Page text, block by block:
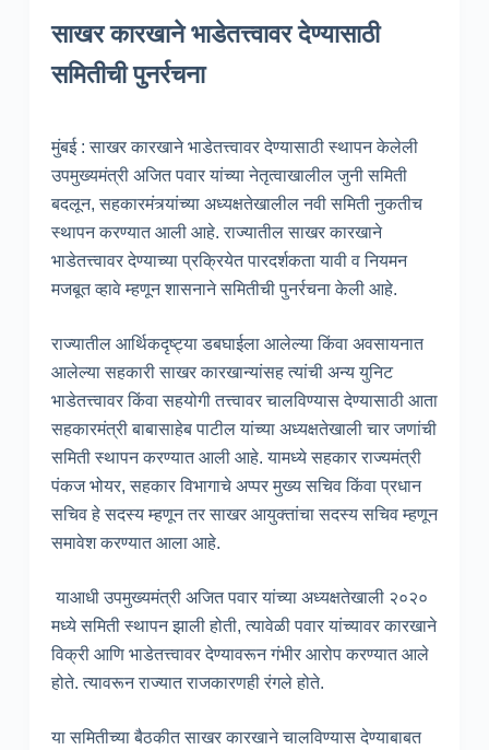
साखर कारखाने भाडेतत्त्वावर देण्यासाठी
समितीची पुनर्रचना
मुंबई : साखर कारखाने भाडेतत्त्वावर देण्यासाठी स्थापन केलेली
उपमुख्यमंत्री अजित पवार यांच्या नेतृत्वाखालील जुनी समिती
बदलून, सहकारमंत्र्यांच्या अध्यक्षतेखालील नवी समिती नुकतीच
स्थापन करण्यात आली आहे. राज्यातील साखर कारखाने
भाडेतत्त्वावर देण्याच्या प्रक्रियेत पारदर्शकता यावी व नियमन
मजबूत व्हावे म्हणून शासनाने समितीची पुनर्रचना केली आहे.
राज्यातील आर्थिकदृष्ट्या डबघाईला आलेल्या किंवा अवसायनात
आलेल्या सहकारी साखर कारखान्यांसह त्यांची अन्य युनिट
भाडेतत्त्वावर किंवा सहयोगी तत्त्वावर चालविण्यास देण्यासाठी आता
सहकारमंत्री बाबासाहेब पाटील यांच्या अध्यक्षतेखाली चार जणांची
समिती स्थापन करण्यात आली आहे. यामध्ये सहकार राज्यमंत्री
पंकज भोयर, सहकार विभागाचे अप्पर मुख्य सचिव किंवा प्रधान
सचिव हे सदस्य म्हणून तर साखर आयुक्तांचा सदस्य सचिव म्हणून
समावेश करण्यात आला आहे.
याआधी उपमुख्यमंत्री अजित पवार यांच्या अध्यक्षतेखाली २०२०
मध्ये समिती स्थापन झाली होती, त्यावेळी पवार यांच्यावर कारखाने
विक्री आणि भाडेतत्त्वावर देण्यावरून गंभीर आरोप करण्यात आले
होते. त्यावरून राज्यात राजकारणही रंगले होते.
या समितीच्या बैठकीत साखर कारखाने चालविण्यास देण्याबाबत